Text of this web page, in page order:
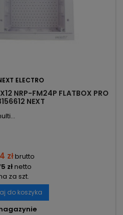
ELECTRO
NRP-FM24P FLATBOX PRO
NEXT
złbrutto
złnetto
za szt.
do koszyka